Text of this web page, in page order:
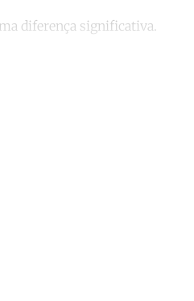
diferença significativa.